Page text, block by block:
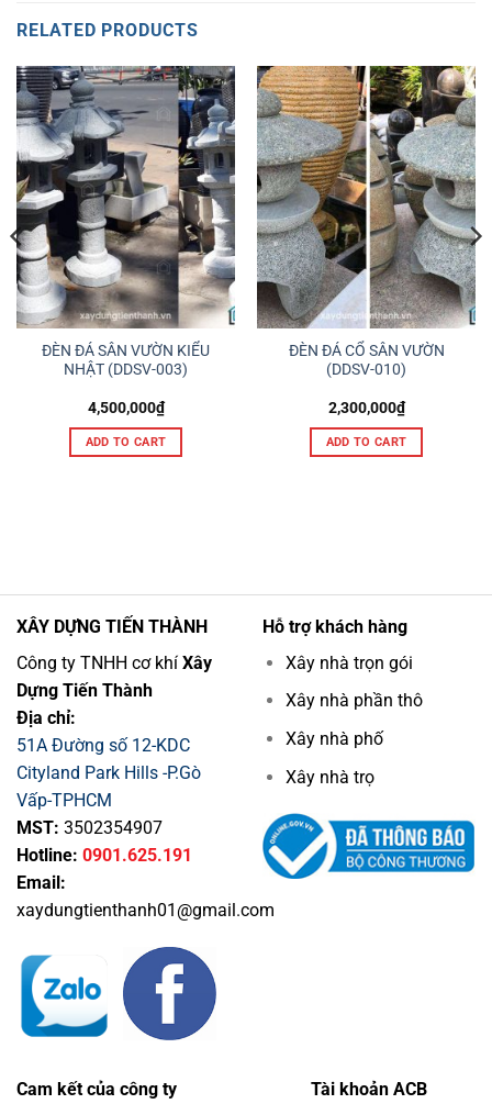
RELATED PRODUCTS
ĐÈN ĐÁ SÂN VƯỜN KIỂU
NHẬT (DDSV-003)
4,500,000₫
ADD TO CART
ĐÈN ĐÁ CỔ SÂN VƯỜN
(DDSV-010)
2,300,000₫
ADD TO CART
XÂY DỰNG TIẾN THÀNH
Công ty TNHH cơ khí Xây
Dựng Tiến Thành
Địa chỉ:
51A Đường số 12-KDC
Cityland Park Hills -P.Gò
Vấp-TPHCM
MST: 3502354907
Hotline: 0901.625.191
Email:
xaydungtienthanh01@gmail.com
Hỗ trợ khách hàng
Xây nhà trọn gói
Xây nhà phần thô
Xây nhà phố
Xây nhà trọ
Cam kết của công ty
Tài khoản ACB